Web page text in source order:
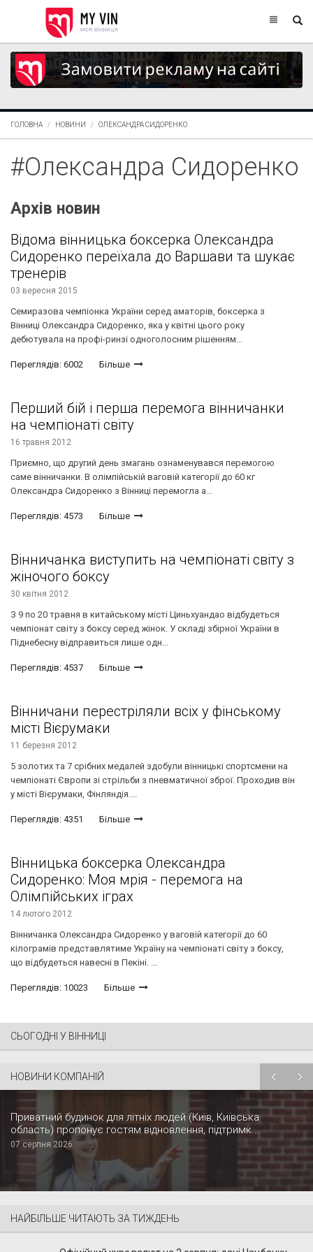
ГОЛОВНА НОВИНИ ОЛЕКСАНДРА СИДОРЕНКО
#Олександра Сидоренко
Архів новин
Відома вінницька боксерка Олександра
Сидоренко переїхала до Варшави та шукає
тренерів
03 вересня 2015
Семиразова чемпіонка України серед аматорів, боксерка з
Вінниці Олександра Сидоренко, яка у квітні цього року
дебютувала на профі-ринзі одноголосним рішенням...
Переглядів: 6002 Більше
Перший бій і перша перемога вінничанки
на чемпіонаті світу
16 травня 2012
Приємно, що другий день змагань ознаменувався перемогою
саме вінничанки. В олімпійській ваговій категорії до 60 кг
Олександра Сидоренко з Вінниці перемогла а...
Переглядів: 4573 Більше
Вінничанка виступить на чемпіонаті світу з
жіночого боксу
30 квітня 2012
З 9 по 20 травня в китайському місті Циньхуандао відбудеться
чемпіонат світу з боксу серед жінок. У складі збірної України в
Піднебесну відправиться лише одн...
Переглядів: 4537 Більше
Вінничани перестріляли всіх у фінському
місті Вієрумаки
11 березня 2012
5 золотих та 7 срібних медалей здобули вінницькі спортсмени на
чемпіонаті Європи зі стрільби з пневматичної зброї. Проходив він
у місті Вієрумаки, Фінляндія....
Переглядів: 4351 Більше
Вінницька боксерка Олександра
Сидоренко: Моя мрія - перемога на
Олімпійських іграх
14 лютого 2012
Вінничанка Олександра Сидоренко у ваговій категорії до 60
кілограмів представлятиме Україну на чемпіонаті світу з боксу,
що відбудеться навесні в Пекіні. ...
Переглядів: 10023 Більше
СЬОГОДНІ У ВІННИЦІ
НОВИНИ КОМПАНІЙ
Приватний будинок для літніх людей (Київ, Київська
область) пропонує гостям відновлення, підтримк...
07 серпня 2026
НАЙБІЛЬШЕ ЧИТАЮТЬ ЗА ТИЖДЕНЬ